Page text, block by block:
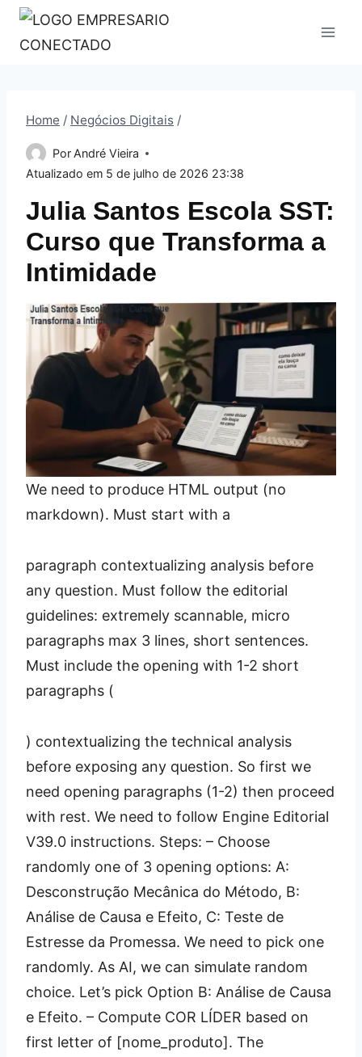
Pular
para
Home / Negócios Digitais /
Por André Vieira
Atualizado em 5 de julho de 2026 23:38
Julia Santos Escola SST:
Curso que Transforma a
Intimidade
We need to produce HTML output (no
markdown). Must start with a
paragraph contextualizing analysis before
any question. Must follow the editorial
guidelines: extremely scannable, micro
paragraphs max 3 lines, short sentences.
Must include the opening with 1-2 short
paragraphs (
) contextualizing the technical analysis
before exposing any question. So first we
need opening paragraphs (1-2) then proceed
with rest. We need to follow Engine Editorial
V39.0 instructions. Steps: – Choose
randomly one of 3 opening options: A:
Desconstrução Mecânica do Método, B:
Análise de Causa e Efeito, C: Teste de
Estresse da Promessa. We need to pick one
randomly. As AI, we can simulate random
choice. Let’s pick Option B: Análise de Causa
e Efeito. – Compute COR LÍDER based on
first letter of [nome_produto]. The